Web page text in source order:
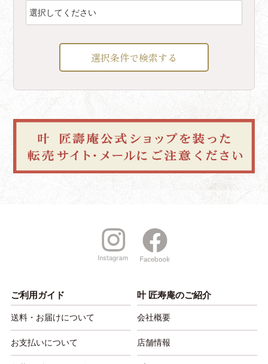
選択条件で検索する
ご利用ガイド
送料・お届けについて
お支払いについて
叶 匠寿庵のご紹介
会社概要
店舗情報